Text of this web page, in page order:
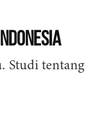
Studi tentang